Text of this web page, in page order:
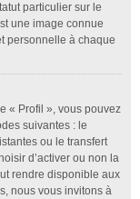
particulier sur le
une image connue
personnelle à chaque
« Profil », vous pouvez
suivantes : le
ou le transfert
d’activer ou non la
rendre disponible aux
nous vous invitons à